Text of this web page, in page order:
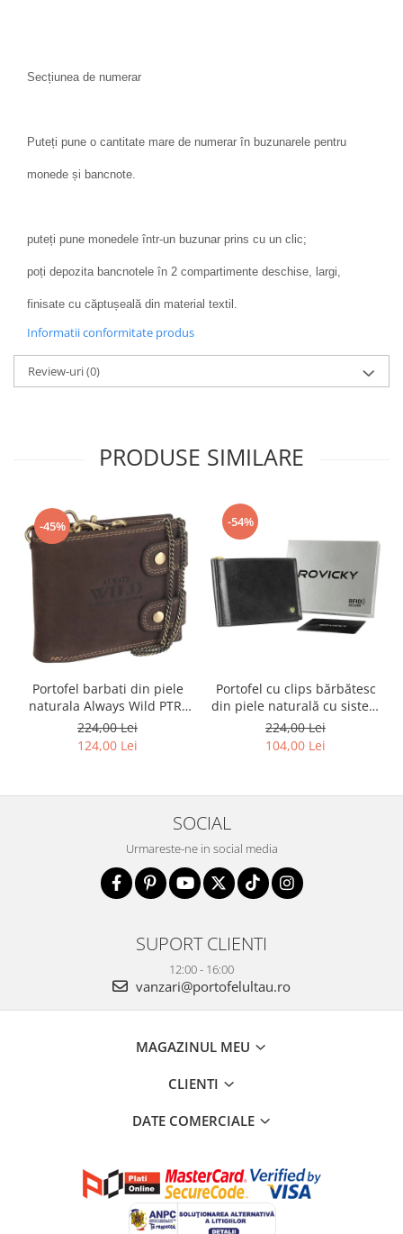
Secțiunea de numerar
Puteți pune o cantitate mare de numerar în buzunarele pentru
monede și bancnote.
puteți pune monedele într-un buzunar prins cu un clic;
poți depozita bancnotele în 2 compartimente deschise, largi,
finisate cu căptușeală din material textil.
Informatii conformitate produs
Review-uri(0)
PRODUSE SIMILARE
-45%
Portofel barbati din piele
naturala Always Wild PTR-
2900-BIC
224,00 Lei
124,00 Lei
-54%
Portofel cu clips bărbătesc
din piele naturală cu sistem
RFID - Rovicky PTR-N1908-
RVT-9799 BLACK
224,00 Lei
104,00 Lei
SOCIAL
Urmareste-ne in social media
SUPORT CLIENTI
12:00 - 16:00
vanzari@portofelultau.ro
MAGAZINUL MEU
CLIENTI
DATE COMERCIALE